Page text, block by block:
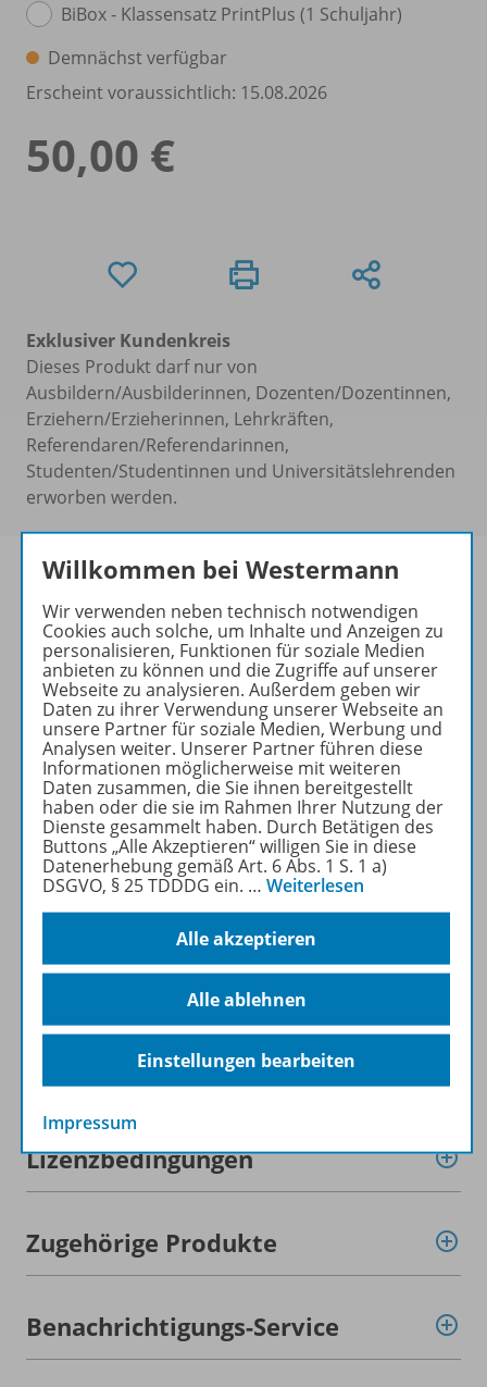
BiBox - Klassensatz PrintPlus (1 Schuljahr)
Demnächst verfügbar
Erscheint voraussichtlich: 15.08.2026
50,00 €
Exklusiver Kundenkreis
Dieses Produkt darf nur von
Ausbildern/Ausbilderinnen, Dozenten/Dozentinnen,
Erziehern/Erzieherinnen, Lehrkräften,
Referendaren/Referendarinnen,
Studenten/Studentinnen und Universitätslehrenden
erworben werden.
Naturwissenschaften 2.0
Blickpunkt ist die erste
naturwissenschaftliche
Werkreihe mit integriertem
GIDA-Medienpaket,
passgenau auf die Themen
des Buches abgestimmt.
Mehr erfahren
Produktinformationen
Beschreibung
Lizenzbedingungen
Zugehörige Produkte
Benachrichtigungs-Service
Willkommen bei Westermann
Wir verwenden neben technisch notwendigen
Cookies auch solche, um Inhalte und Anzeigen zu
personalisieren, Funktionen für soziale Medien
anbieten zu können und die Zugriffe auf unserer
Webseite zu analysieren. Außerdem geben wir
Daten zu ihrer Verwendung unserer Webseite an
unsere Partner für soziale Medien, Werbung und
Analysen weiter. Unserer Partner führen diese
Informationen möglicherweise mit weiteren
Daten zusammen, die Sie ihnen bereitgestellt
haben oder die sie im Rahmen Ihrer Nutzung der
Dienste gesammelt haben. Durch Betätigen des
Buttons „Alle Akzeptieren“ willigen Sie in diese
Datenerhebung gemäß Art. 6 Abs. 1 S. 1 a)
DSGVO, § 25 TDDDG ein. … Weiterlesen
Alle akzeptieren
Alle ablehnen
Einstellungen bearbeiten
Impressum